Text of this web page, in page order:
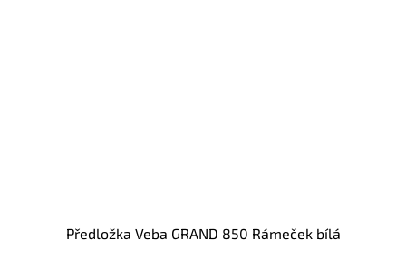
Předložka Veba GRAND 850 Rámeček bílá